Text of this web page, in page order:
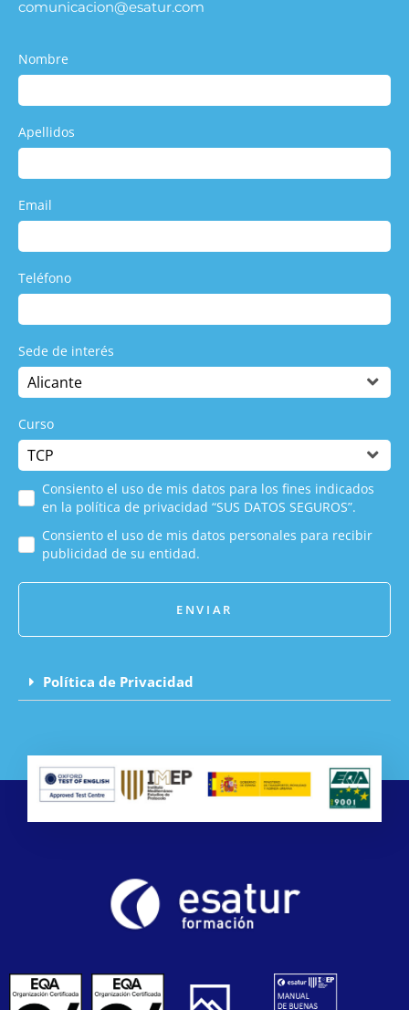
comunicacion@esatur.com
Nombre
Apellidos
Email
Teléfono
Sede de interés
Curso
Consiento el uso de mis datos para los fines indicados
en la política de privacidad “SUS DATOS SEGUROS”.
Consiento el uso de mis datos personales para recibir
publicidad de su entidad.
ENVIAR
Política de Privacidad